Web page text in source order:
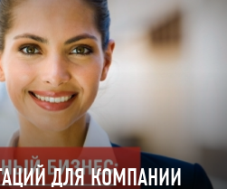
ДЛЯ КОМПАНИИ